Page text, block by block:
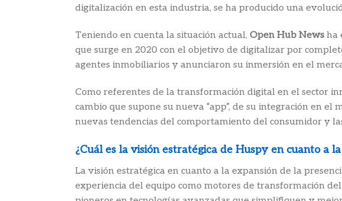
digitalización en esta industria, se ha producido una
Teniendo en cuenta la situación actual, Open Hub News ha
que surge en 2020 con el objetivo de digitalizar por
agentes inmobiliarios y anunciaron su inmersión en el
Como referentes de la transformación digital en el sector
cambio que supone su nueva “app”, de su integración en
nuevas tendencias del comportamiento del consumidor y
¿Cuál es la visión estratégica de Huspy en cuanto a
La visión estratégica en cuanto a la expansión de la
experiencia del equipo como motores de transformación